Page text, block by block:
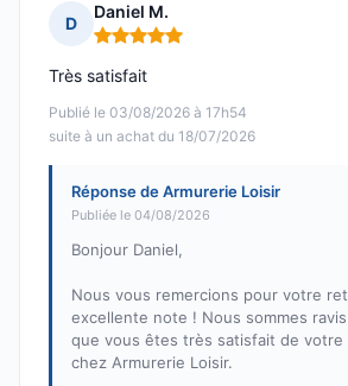
D
Daniel M.
Note : 5 sur 5
Publié le 03/08/2026 à 17h54
suite à un achat du 18/07/2026
Très satisfait
Réponse de Armurerie Loisir
Publiée le 04/08/2026
Bonjour Daniel,
Nous vous remercions pour votre
excellente note ! Nous sommes
que vous êtes très satisfait de votre
chez Armurerie Loisir.